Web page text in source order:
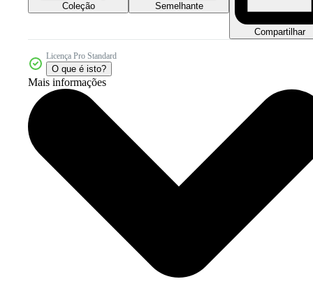
Coleção Semelhante
Compartilhar
Licença Pro Standard
O que é isto?
Mais informações